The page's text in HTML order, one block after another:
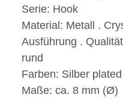
Serie: Hook
Material: Metall .
Ausführung .
rund
Farben: Silber
Maße: ca. 8 mm (Ø)